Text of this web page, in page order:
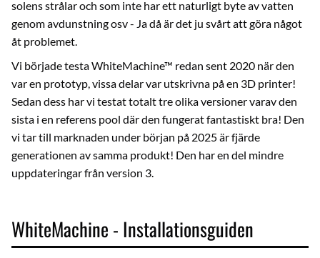
solens strålar och som inte har ett naturligt byte av vatten
genom avdunstning osv - Ja då är det ju svårt att göra något
åt problemet.
Vi började testa WhiteMachine™ redan sent 2020 när den
var en prototyp, vissa delar var utskrivna på en 3D printer!
Sedan dess har vi testat totalt tre olika versioner varav den
sista i en referens pool där den fungerat fantastiskt bra! Den
vi tar till marknaden under början på 2025 är fjärde
generationen av samma produkt! Den har en del mindre
uppdateringar från version 3.
WhiteMachine - Installationsguiden